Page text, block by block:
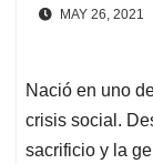
MAY 26, 2021
Nació en uno
crisis social.
sacrificio y la